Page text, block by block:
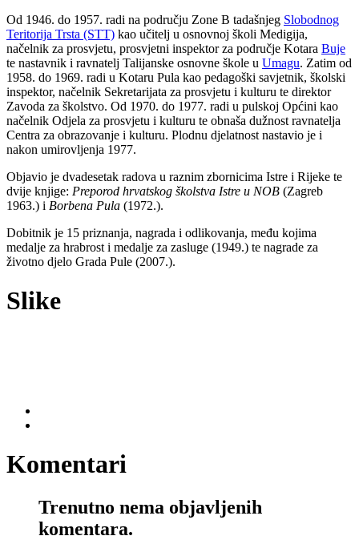
Od 1946. do 1957. radi na području Zone B tadašnjeg Slobodnog
Teritorija Trsta (STT) kao učitelj u osnovnoj školi Medigija,
načelnik za prosvjetu, prosvjetni inspektor za područje Kotara Buje
te nastavnik i ravnatelj Talijanske osnovne škole u Umagu. Zatim od
1958. do 1969. radi u Kotaru Pula kao pedagoški savjetnik, školski
inspektor, načelnik Sekretarijata za prosvjetu i kulturu te direktor
Zavoda za školstvo. Od 1970. do 1977. radi u pulskoj Općini kao
načelnik Odjela za prosvjetu i kulturu te obnaša dužnost ravnatelja
Centra za obrazovanje i kulturu. Plodnu djelatnost nastavio je i
nakon umirovljenja 1977.
Objavio je dvadesetak radova u raznim zbornicima Istre i Rijeke te
dvije knjige: Preporod hrvatskog školstva Istre u NOB (Zagreb
1963.) i Borbena Pula (1972.).
Dobitnik je 15 priznanja, nagrada i odlikovanja, među kojima
medalje za hrabrost i medalje za zasluge (1949.) te nagrade za
životno djelo Grada Pule (2007.).
Slike
Komentari
Trenutno nema objavljenih
komentara.